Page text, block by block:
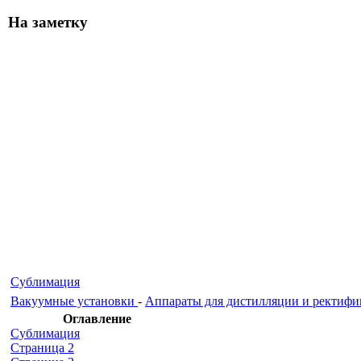
На заметку
Сублимация
Вакуумные установки - Аппараты для дистилляции и
Оглавление
Сублимация
Страница 2